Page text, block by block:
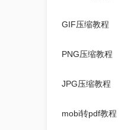
GIF压缩教程
PNG压缩教程
JPG压缩教程
mobi转pdf教程